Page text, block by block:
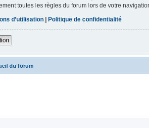
toutes les règles du forum lors de votre
d’utilisation
Politique de confidentialité
du forum